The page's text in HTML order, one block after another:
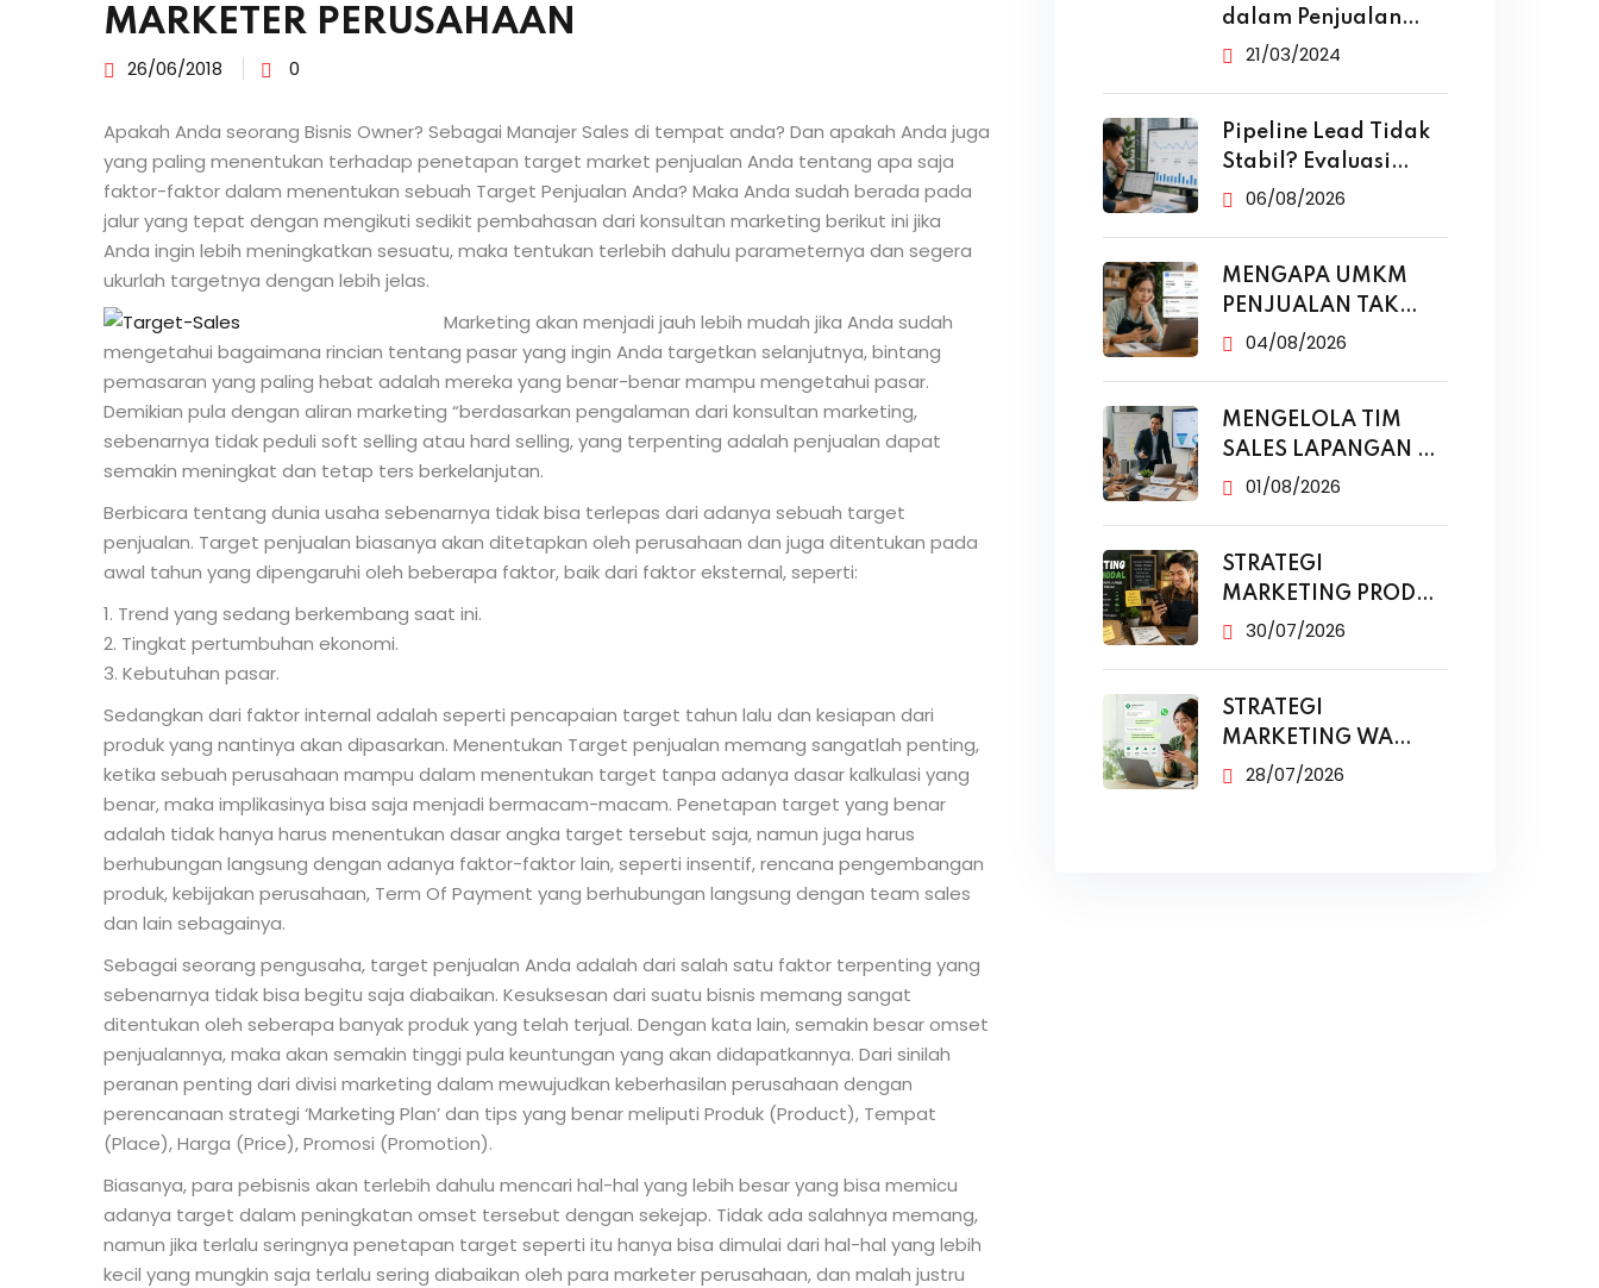
MARKETER PERUSAHAAN
26/06/2018 0
Apakah Anda seorang Bisnis Owner? Sebagai Manajer Sales di tempat anda? Dan apakah Anda juga
yang paling menentukan terhadap penetapan target market penjualan Anda tentang apa saja
faktor-faktor dalam menentukan sebuah Target Penjualan Anda? Maka Anda sudah berada pada
jalur yang tepat dengan mengikuti sedikit pembahasan dari konsultan marketing berikut ini jika
Anda ingin lebih meningkatkan sesuatu, maka tentukan terlebih dahulu parameternya dan segera
ukurlah targetnya dengan lebih jelas.
Marketing akan menjadi jauh lebih mudah jika Anda sudah
mengetahui bagaimana rincian tentang pasar yang ingin Anda targetkan selanjutnya, bintang
pemasaran yang paling hebat adalah mereka yang benar-benar mampu mengetahui pasar.
Demikian pula dengan aliran marketing “berdasarkan pengalaman dari konsultan marketing,
sebenarnya tidak peduli soft selling atau hard selling, yang terpenting adalah penjualan dapat
semakin meningkat dan tetap ters berkelanjutan.
Berbicara tentang dunia usaha sebenarnya tidak bisa terlepas dari adanya sebuah target
penjualan. Target penjualan biasanya akan ditetapkan oleh perusahaan dan juga ditentukan pada
awal tahun yang dipengaruhi oleh beberapa faktor, baik dari faktor eksternal, seperti:
1. Trend yang sedang berkembang saat ini.
2. Tingkat pertumbuhan ekonomi.
3. Kebutuhan pasar.
Sedangkan dari faktor internal adalah seperti pencapaian target tahun lalu dan kesiapan dari
produk yang nantinya akan dipasarkan. Menentukan Target penjualan memang sangatlah penting,
ketika sebuah perusahaan mampu dalam menentukan target tanpa adanya dasar kalkulasi yang
benar, maka implikasinya bisa saja menjadi bermacam-macam. Penetapan target yang benar
adalah tidak hanya harus menentukan dasar angka target tersebut saja, namun juga harus
berhubungan langsung dengan adanya faktor-faktor lain, seperti insentif, rencana pengembangan
produk, kebijakan perusahaan, Term Of Payment yang berhubungan langsung dengan team sales
dan lain sebagainya.
Sebagai seorang pengusaha, target penjualan Anda adalah dari salah satu faktor terpenting yang
sebenarnya tidak bisa begitu saja diabaikan. Kesuksesan dari suatu bisnis memang sangat
ditentukan oleh seberapa banyak produk yang telah terjual. Dengan kata lain, semakin besar omset
penjualannya, maka akan semakin tinggi pula keuntungan yang akan didapatkannya. Dari sinilah
peranan penting dari divisi marketing dalam mewujudkan keberhasilan perusahaan dengan
perencanaan strategi ‘Marketing Plan’ dan tips yang benar meliputi Produk (Product), Tempat
(Place), Harga (Price), Promosi (Promotion).
Biasanya, para pebisnis akan terlebih dahulu mencari hal-hal yang lebih besar yang bisa memicu
adanya target dalam peningkatan omset tersebut dengan sekejap. Tidak ada salahnya memang,
namun jika terlalu seringnya penetapan target seperti itu hanya bisa dimulai dari hal-hal yang lebih
kecil yang mungkin saja terlalu sering diabaikan oleh para marketer perusahaan, dan malah justru
dalam Penjualan
yang Efektif
21/03/2024
Pipeline Lead Tidak
Stabil? Evaluasi
Funnel Marketing
06/08/2026
MENGAPA UMKM
PENJUALAN TAK
NAIK MESKI SUDAH
04/08/2026
MENGELOLA TIM
SALES LAPANGAN DI
ERA DIGITAL
01/08/2026
STRATEGI
MARKETING PRODUK
MODAL KECIL TANPA
30/07/2026
STRATEGI
MARKETING WA
BUSINESS UNTUK
28/07/2026